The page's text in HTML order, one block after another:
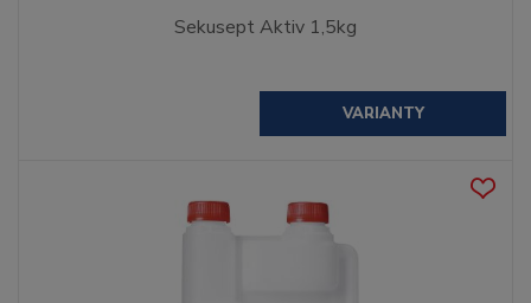
Sekusept Aktiv 1,5kg
VARIANTY